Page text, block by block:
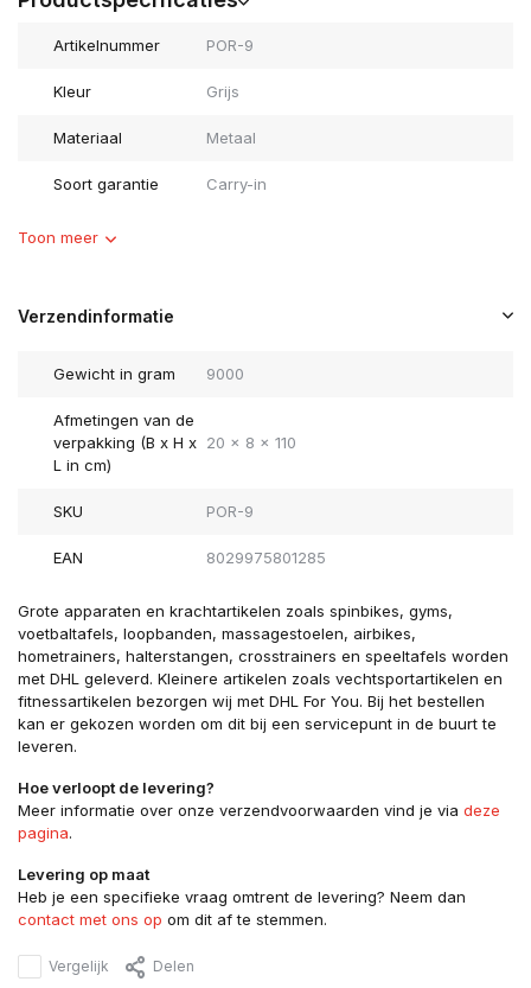
Artikelnummer POR-9
Kleur Grijs
Materiaal Metaal
Soort garantie Carry-in
Toon meer
Verzendinformatie
Gewicht in gram 9000
Afmetingen van de
verpakking (B x H x
L in cm)
20 x 8 x 110
SKU POR-9
EAN 8029975801285
Grote apparaten en krachtartikelen zoals spinbikes, gyms,
voetbaltafels, loopbanden, massagestoelen, airbikes,
hometrainers, halterstangen, crosstrainers en speeltafels worden
met DHL geleverd. Kleinere artikelen zoals vechtsportartikelen en
fitnessartikelen bezorgen wij met DHL For You. Bij het bestellen
kan er gekozen worden om dit bij een servicepunt in de buurt te
leveren.
Hoe verloopt de levering?
Meer informatie over onze verzendvoorwaarden vind je via deze
pagina.
Levering op maat
Heb je een specifieke vraag omtrent de levering? Neem dan
contact met ons op om dit af te stemmen.
Vergelijk Delen